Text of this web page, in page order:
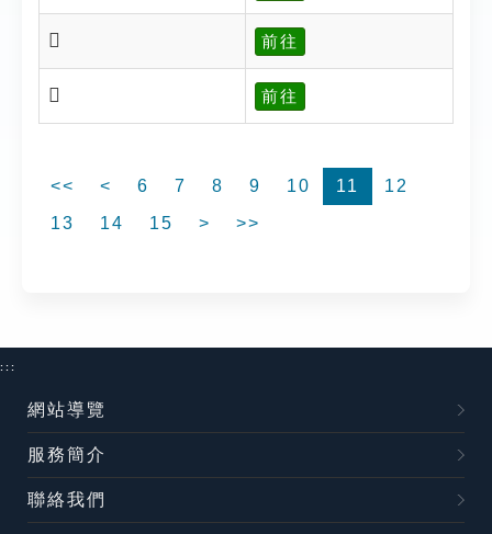
𨾶 前往
𨾷 前往
<< < 6 7 8 9 10 11
12
13
14 15 > >>
:::
網站導覽
服務簡介
聯絡我們